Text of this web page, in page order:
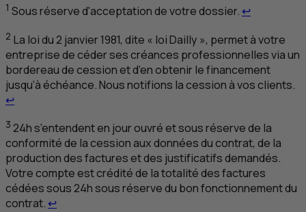
1 Sous réserve d'acceptation de votre dossier. ↩Retour au
2 La loi du 2 janvier 1981, dite « loi Dailly », permet à votre
entreprise de céder ses créances professionnelles via un
bordereau de cession et d’en obtenir le financement
jusqu’à échéance. Nous notifions la cession à vos clients.
↩Retour au renvoi 2
3 24h s’entendent en jour ouvré et sous réserve de la
conformité de la cession aux données du contrat, de la
production des factures et des justificatifs demandés.
Votre compte est crédité de la totalité des factures
cédées sous 24h sous réserve du bon fonctionnement du
contrat. ↩Retour au renvoi 3